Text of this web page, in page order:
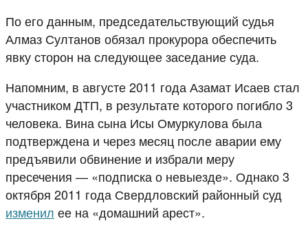
По его данным, председательствующий судья
Алмаз Султанов обязал прокурора обеспечить
явку сторон на следующее заседание суда.
Напомним, в августе 2011 года Азамат Исаев стал
участником ДТП, в результате которого погибло 3
человека. Вина сына Исы Омуркулова была
подтверждена и через месяц после аварии ему
предъявили обвинение и избрали меру
пресечения — «подписка о невыезде». Однако 3
октября 2011 года Свердловский районный суд
изменил ее на «домашний арест».